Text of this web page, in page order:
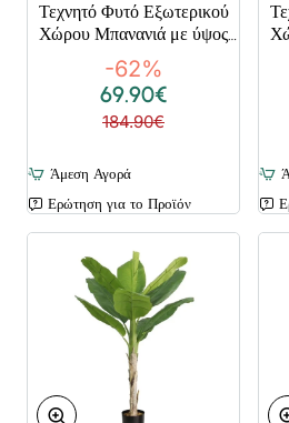
Τεχνητό Φυτό Εξωτερικού
Χώρου Μπανανιά με ύψος
150cm
-62%
69.90€
184.90€
Άμεση Αγορά
Ερώτηση για το Προϊόν